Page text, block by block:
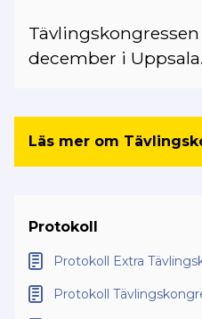
Tävlingskongressen
december i Uppsala.
Läs mer om
Protokoll
Protokoll Extra
Protokoll